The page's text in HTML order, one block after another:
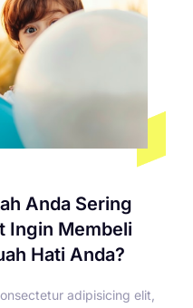
Anda Sering
Ingin Membeli
Hati Anda?
adipisicing elit,